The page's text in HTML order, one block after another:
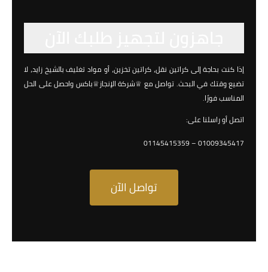
إذا كنت بحاجة إلى كراتين نقل، كراتين تخزين، أو مواد تغليف بالشيخ زايد، لا
تضيع وقتك في البحث. تواصل مع ♕شركة الإنجاز♕باكس واحصل على الحل
المناسب فورًا.
اتصل أو راسلنا على:
01009345417 – 01145415359
تواصل الآن